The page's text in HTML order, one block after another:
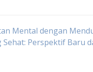
Mental dengan
Perspektif Baru